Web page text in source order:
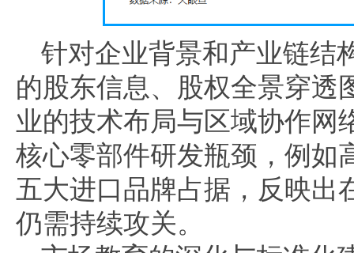
针对企业背景和产业链结
的股东信息、股权全景穿透
业的技术布局与区域协作网
核心零部件研发瓶颈，例如
五大进口品牌占据，反映出
仍需持续攻关。